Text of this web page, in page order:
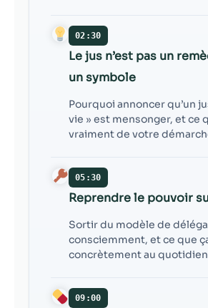
02:30
Le jus n’est pas un
un symbole
Pourquoi annoncer qu’un
vie » est mensonger, et ce
vraiment de votre
05:30
Reprendre le pouvoir
Sortir du modèle de
consciemment, et ce que
concrètement au
09:00